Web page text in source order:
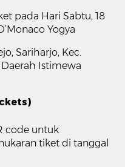
pada Hari Sabtu, 18
Yogya
Sariharjo, Kec.
Istimewa
code untuk
tiket di tanggal